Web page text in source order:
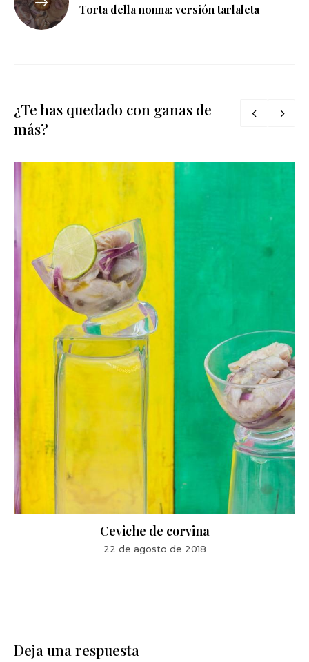
Torta della nonna: versión tarlaleta
¿Te has quedado con ganas de
más?
Ceviche de corvina
22 de agosto de 2018
Deja una respuesta